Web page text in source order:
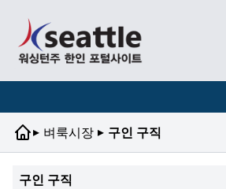
▸ 벼룩시장 ▸ 구인 구직
구인 구직